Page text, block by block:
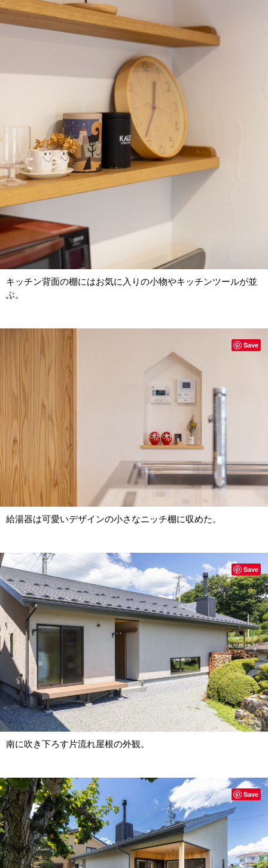
キッチン背面の棚にはお気に入りの小物やキッチンツールが並
ぶ。
給湯器は可愛いデザインの小さなニッチ棚に収めた。
Save
南に吹き下ろす片流れ屋根の外観。
Save
Save